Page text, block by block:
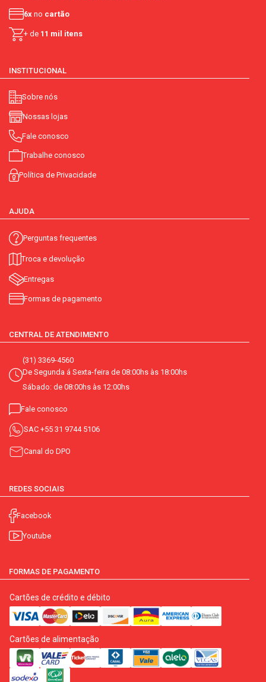
6x no cartão
+ de 11 mil itens
INSTITUCIONAL
Sobre nós
Nossas lojas
Fale conosco
Trabalhe conosco
Política de Privacidade
AJUDA
Perguntas frequentes
Troca e devolução
Entregas
Formas de pagamento
CENTRAL DE ATENDIMENTO
(31) 3369-4560
De Segunda á Sexta-feira de 08:00hs às 18:00hs
Sábado: de 08:00hs às 12:00hs
Fale conosco
SAC +55 31 9744 5106
Canal do DPO
REDES SOCIAIS
Facebook
Youtube
FORMAS DE PAGAMENTO
Cartões de crédito e débito
Cartões de alimentação